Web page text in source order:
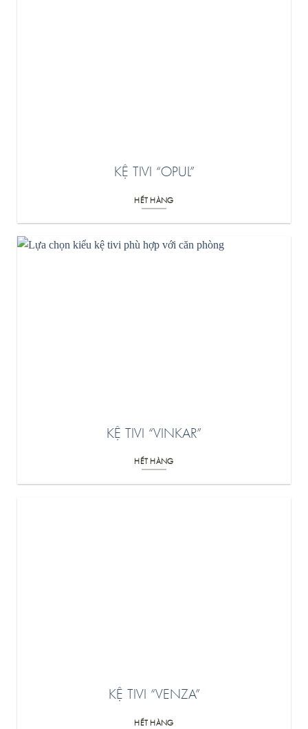
KỆ TIVI “OPUL”
HẾT HÀNG
KỆ TIVI “VINKAR”
HẾT HÀNG
KỆ TIVI “VENZA”
HẾT HÀNG